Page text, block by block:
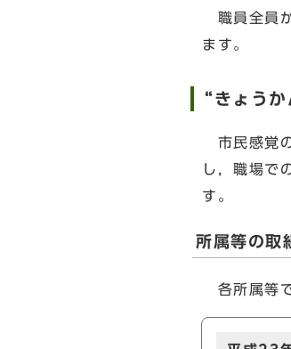
職員全員
ます。
“きょう
市民感覚
し，職場で
す。
所属等の取
各所属等